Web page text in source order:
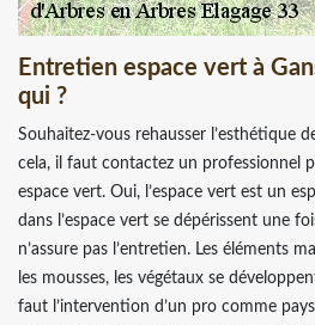
Entretien espace vert à
qui ?
Souhaitez-vous rehausser l’esthétique
cela, il faut contactez un professionnel
espace vert. Oui, l’espace vert est un
dans l’espace vert se dépérissent une
n’assure pas l’entretien. Les éléments
les mousses, les végétaux se
faut l’intervention d’un pro comme